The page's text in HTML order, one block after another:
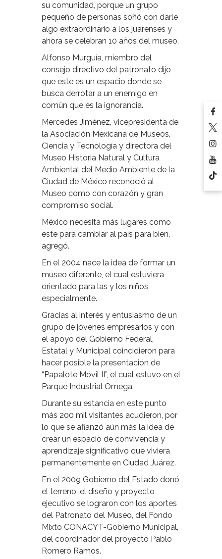
su comunidad, porque un grupo
pequeño de personas soñó con darle
algo extraordinario a los juarenses y
ahora se celebran 10 años del museo.
Alfonso Murguía, miembro del
consejo directivo del patronato dijo
que este es un espacio donde se
busca derrotar a un enemigo en
común que es la ignorancia.
Mercedes Jiménez, vicepresidenta de
la Asociación Mexicana de Museos,
Ciencia y Tecnología y directora del
Museo Historia Natural y Cultura
Ambiental del Medio Ambiente de la
Ciudad de México reconoció al
Museo como con corazón y gran
compromiso social.
México necesita más lugares como
este para cambiar al país para bien,
agregó.
En el 2004 nace la idea de formar un
museo diferente, el cual estuviera
orientado para las y los niños,
especialmente.
Gracias al interés y entusiasmo de un
grupo de jóvenes empresarios y con
el apoyo del Gobierno Federal,
Estatal y Municipal coincidieron para
hacer posible la presentación de
“Papalote Móvil II”, el cual estuvo en el
Parque Industrial Omega.
Durante su estancia en este punto
más 200 mil visitantes acudieron, por
lo que se afianzó aún más la idea de
crear un espacio de convivencia y
aprendizaje significativo que viviera
permanentemente en Ciudad Juárez.
En el 2009 Gobierno del Estado donó
el terreno, el diseño y proyecto
ejecutivo se lograron con los aportes
del Patronato del Museo, del Fondo
Mixto CONACYT-Gobierno Municipal,
del coordinador del proyecto Pablo
Romero Ramos.